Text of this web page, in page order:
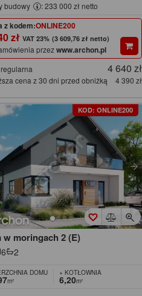
budowy : 233 000 zł netto
z kodem:ONLINE200
zł (3 609,76 zł netto)
przezwww.archon.pl
4 640 zł
cena z 30 dni przed obniżką 4 390 zł
KOD: ONLINE200
w moringach 2 (E)
6 2
DOMU
m²
+ KOTŁOWNIA
6,20m²